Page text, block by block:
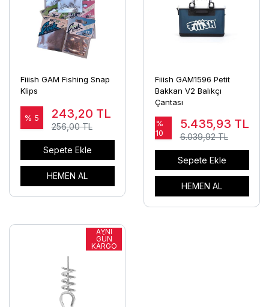
Fiiish GAM Fishing Snap
Klips
% 5 243,20 TL
256,00 TL
Sepete Ekle
HEMEN AL
Fiiish GAM1596 Petit
Bakkan V2 Balıkçı
Çantası
%
10
5.435,93 TL
6.039,92 TL
Sepete Ekle
HEMEN AL